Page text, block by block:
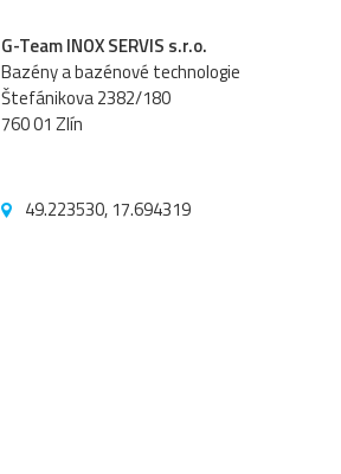
G-Team INOX SERVIS s.r.o.
Bazény a bazénové technologie
Štefánikova 2382/180
760 01 Zlín
49.223530, 17.694319